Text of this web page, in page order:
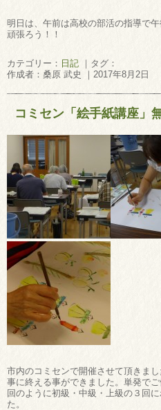
明日は、午前は高校の部活の指導で
頑張ろう！！
カテゴリー： 日記 ｜タグ：
作成者：桑原 武史 ｜2017年8月2日
コミセン「絵手紙講座」
市内のコミセンで開催させて頂きま
事に終える事ができました。単発で
回のように初級・中級・上級の３回
た。